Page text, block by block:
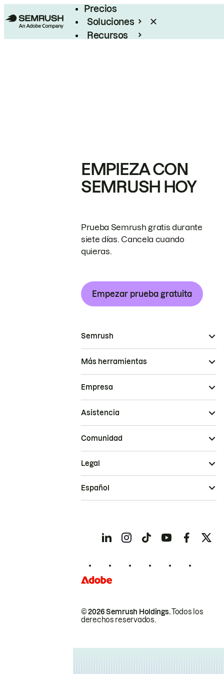
Precios
Soluciones
Recursos
EMPIEZA CON
SEMRUSH HOY
Prueba Semrush gratis durante
siete días. Cancela cuando
quieras.
Empezar prueba gratuita
Semrush
Más herramientas
Empresa
Asistencia
Comunidad
© 2026 Semrush Holdings.Todos los
derechos reservados.
Legal
Español